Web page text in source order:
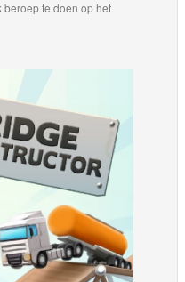
beroep te doen op het